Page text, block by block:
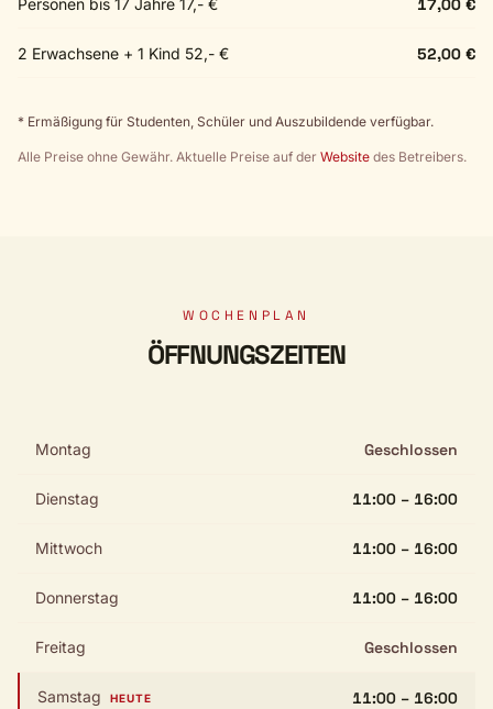
Personen bis 17 Jahre 17,- € 17,00 €
2 Erwachsene + 1 Kind 52,- € 52,00 €
* Ermäßigung für Studenten, Schüler und Auszubildende verfügbar.
Alle Preise ohne Gewähr. Aktuelle Preise auf der Website des Betreibers.
WOCHENPLAN
ÖFFNUNGSZEITEN
Montag Geschlossen
Dienstag 11:00 – 16:00
Mittwoch 11:00 – 16:00
Donnerstag 11:00 – 16:00
Freitag Geschlossen
Samstag HEUTE 11:00 – 16:00